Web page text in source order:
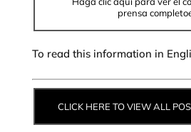
prensa
To read this information in
CLICK HERE TO VIEW ALL